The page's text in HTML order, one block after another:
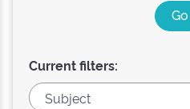
Current filters: